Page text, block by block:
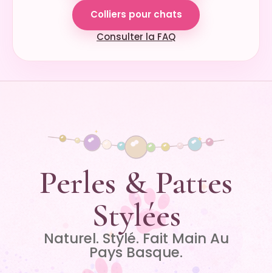
Colliers pour chats
Consulter la FAQ
Perles & Pattes
Stylées
Naturel. Stylé. Fait Main Au
Pays Basque.